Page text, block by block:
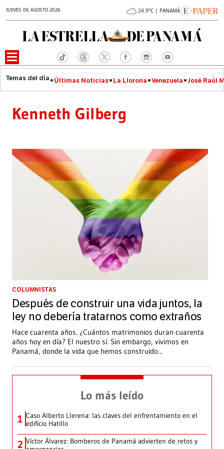
JUEVES 06 AGOSTO 2026 24.9°C | PANAMÁ
Últimas Noticias La Llorona Venezuela José Raúl
Kenneth Gilberg
COLUMNISTAS
Después de construir una vida juntos, la
ley no debería tratarnos como extraños
Hace cuarenta años. ¿Cuántos matrimonios duran cuarenta
años hoy en día? El nuestro sí. Sin embargo, vivimos en
Panamá, donde la vida que hemos construido...
Lo más leído
1 Caso Alberto Llerena: las claves del enfrentamiento en el
edificio Hatillo
2 Víctor Álvarez: Bomberos de Panamá advierten de retos y